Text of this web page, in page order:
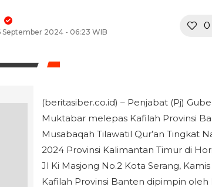
September 2024 - 06:23 WIB
0
(beritasiber.co.id) – Penjabat (Pj)
Muktabar melepas Kafilah Provinsi
Musabaqah Tilawatil Qur’an Tingkat
2024 Provinsi Kalimantan Timur di
Jl Ki Masjong No.2 Kota Serang,
Kafilah Provinsi Banten dipimpin oleh